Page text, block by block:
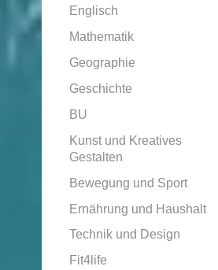
Englisch
Mathematik
Geographie
Geschichte
BU
Kunst und Kreatives
Gestalten
Bewegung und Sport
Ernährung und Haushalt
Technik und Design
Fit4life